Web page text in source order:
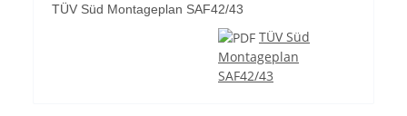
TÜV Süd Montageplan SAF42/43
TÜV Süd
Montageplan
SAF42/43